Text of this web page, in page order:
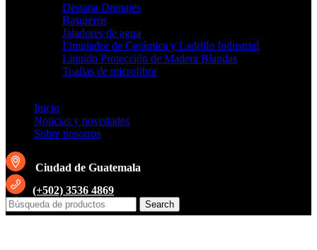
Destapa Drenajes
Basureros
Jaladores de agua
Limpiador de Cerámica y Ladrillo Industrial
Liquido Protección de Madera Blandas
Toallas de microfibra
Inicio
Noticias y novedades
Sobre nosotros
Ciudad de Guatemala
(+502) 3536 4869
Search